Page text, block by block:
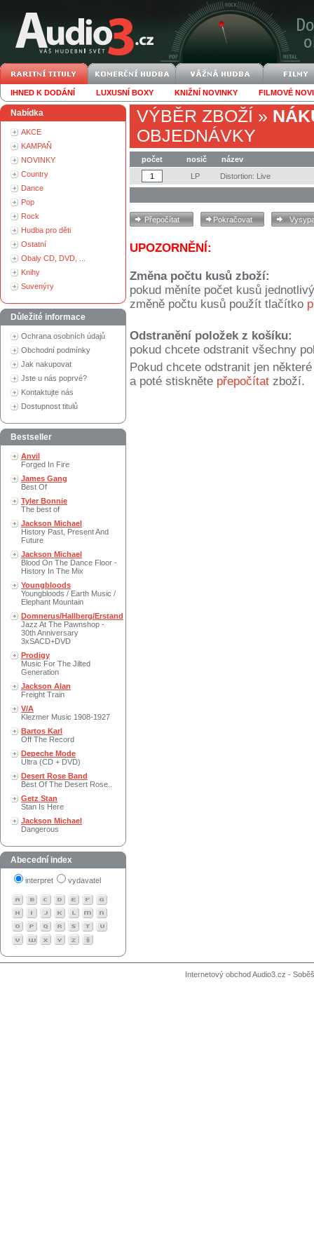
IHNED K DODÁNÍ LUXUSNÍ BOXY KNIŽNÍ NOVINKY FILMOVÉ
Nabídka
AKCE
KAMPAŇ
NOVINKY
Country
Dance
Pop
Rock
Hudba pro děti
Ostatní
Obaly CD, DVD, ...
Knihy
Suvenýry
Důležité informace
Ochrana osobních údajů
Obchodní podmínky
Jak nakupovat
Jste u nás poprvé?
Kontaktujte nás
Dostupnost titulů
Bestseller
Anvil
Forged In Fire
James Gang
Best Of
Tyler Bonnie
The best of
Jackson Michael
History Past, Present And
Future
Jackson Michael
Blood On The Dance Floor -
History In The Mix
Youngbloods
Youngbloods / Earth Music /
Elephant Mountain
Domnerus/Hallberg/Erstand
Jazz At The Pawnshop -
30th Anniversary
3xSACD+DVD
Prodigy
Music For The Jilted
Generation
Jackson Alan
Freight Train
V/A
Klezmer Music 1908-1927
Bartos Karl
Off The Record
Depeche Mode
Ultra (CD + DVD)
Desert Rose Band
Best Of The Desert Rose..
Getz Stan
Stan Is Here
Jackson Michael
Dangerous
Abecední index
interpret vydavatel
VÝBĚR ZBOŽÍ »
OBJEDNÁVKY
počet nosič
název
LP
Distortion: Live
UPOZORNĚNÍ:
Změna počtu kusů zboží:
pokud měníte počet kusů
změně počtu kusů použít tlačítko
Odstranění položek z košíku:
pokud chcete odstranit všechny
Pokud chcete odstranit jen
a poté stiskněte přepočítat zboží.
Internetový obchod Audio3.cz -